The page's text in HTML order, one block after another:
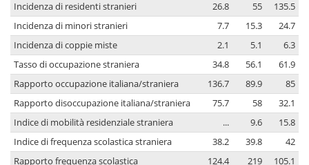
Incidenza di residenti stranieri 26.8 55
135.5
Incidenza di minori stranieri
7.7 15.3
24.7
Incidenza di coppie miste
2.1 5.1
6.3
Tasso di occupazione straniera
34.8 56.1
61.9
Rapporto occupazione italiana/straniera
136.7 89.9
85
Rapporto disoccupazione italiana/straniera
75.7 58
32.1
Indice di mobilità residenziale straniera
... 9.6
15.8
Indice di frequenza scolastica straniera
38.2 39.8
42
Rapporto frequenza scolastica
124.4 219 105.1